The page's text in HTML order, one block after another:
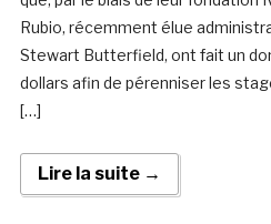
Rubio, récemment élue
Stewart Butterfield, ont fait un
dollars afin de pérenniser les
[…]
Lire la suite →